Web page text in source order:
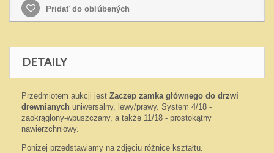
Pridať do obľúbených
DETAILY
Przedmiotem aukcji jest Zaczep zamka głównego do drzwi
drewnianych uniwersalny, lewy/prawy. System 4/18 -
zaokrąglony-wpuszczany, a także 11/18 - prostokątny
nawierzchniowy.
Ponizej przedstawiamy na zdjęciu różnice kształtu.